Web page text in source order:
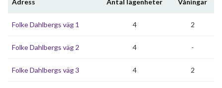
Adress Antal lägenheter Våningar
Folke Dahlbergs väg 1 4 2
Folke Dahlbergs väg 2 4 -
Folke Dahlbergs väg 3 4 2